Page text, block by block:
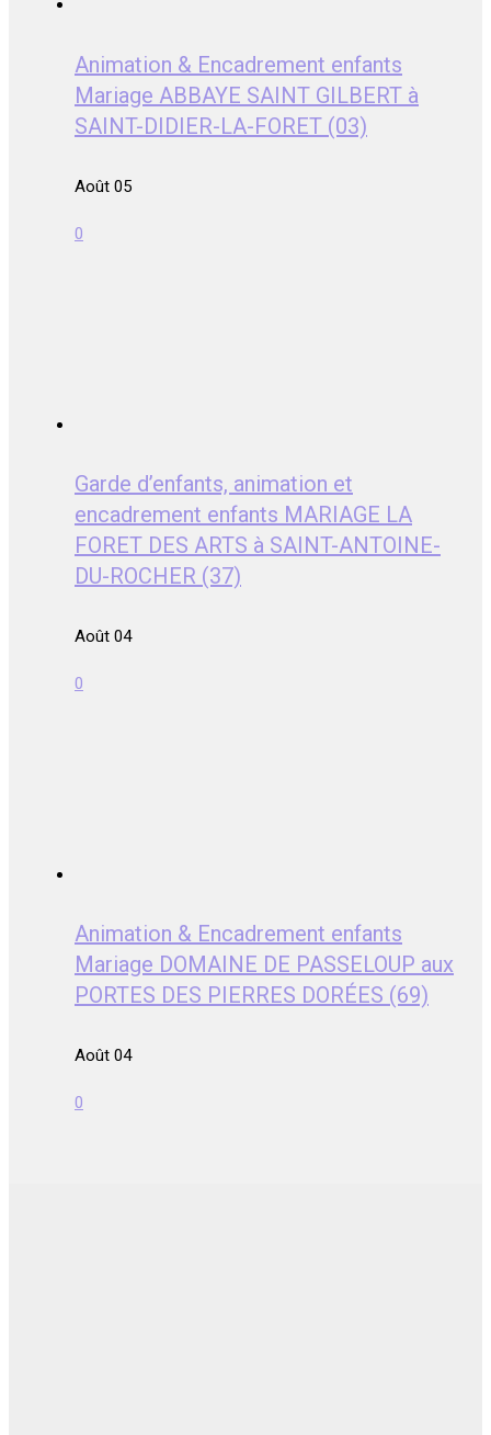
Animation & Encadrement enfants
Mariage ABBAYE SAINT GILBERT à
SAINT-DIDIER-LA-FORET (03)
Août 05
0
Garde d’enfants, animation et
encadrement enfants MARIAGE LA
FORET DES ARTS à SAINT-ANTOINE-
DU-ROCHER (37)
Août 04
0
Animation & Encadrement enfants
Mariage DOMAINE DE PASSELOUP aux
PORTES DES PIERRES DORÉES (69)
Août 04
0